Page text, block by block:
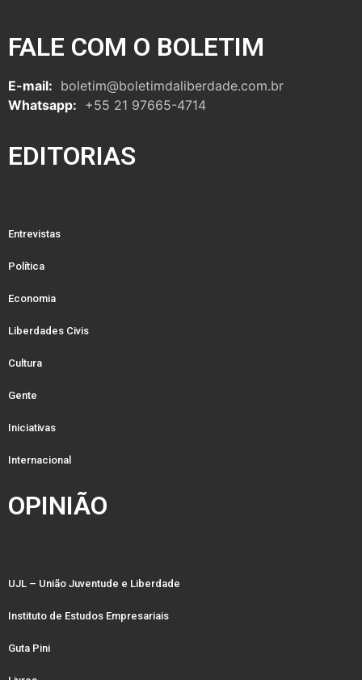
FALE COM O BOLETIM
E-mail: boletim@boletimdaliberdade.com.br
Whatsapp: +55 21 97665-4714
EDITORIAS
Entrevistas
Política
Economia
Liberdades Civis
Cultura
Gente
Iniciativas
Internacional
OPINIÃO
UJL – União Juventude e Liberdade
Instituto de Estudos Empresariais
Guta Pini